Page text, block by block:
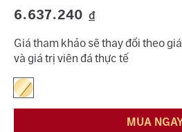
6.637.240 đ
Giá tham khảo sẽ thay đổi theo
và giá trị viên đá thực tế
MUA